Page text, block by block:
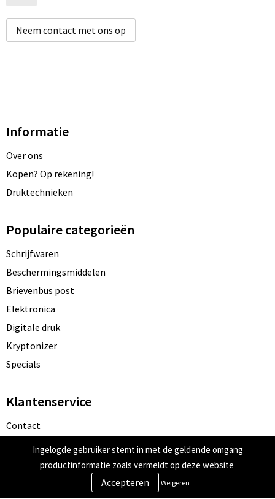
Neem contact met ons op
Informatie
Over ons
Kopen? Op rekening!
Druktechnieken
Populaire categorieën
Schrijfwaren
Beschermingsmiddelen
Brievenbus post
Elektronica
Digitale druk
Kryptonizer
Specials
Klantenservice
Contact
Bestelling & Bezorging
Betaalmethoden
Ingelogde gebruiker stemt in met de geldende omgang
productinformatie zoals vermeldt op deze website
Weigeren